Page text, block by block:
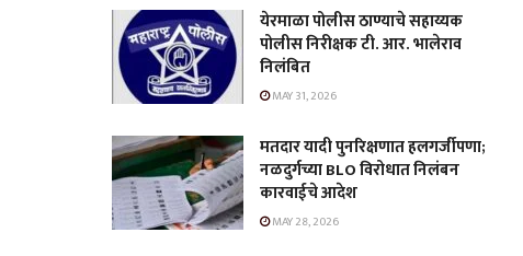
येरमाळा पोलीस ठाण्याचे सहाय्यक
पोलीस निरीक्षक टी. आर. भालेराव
निलंबित
MAY 31, 2026
मतदार यादी पुनरिक्षणात हलगर्जीपणा;
नळदुर्गच्या BLO विरोधात निलंबन
कारवाईचे आदेश
MAY 28, 2026